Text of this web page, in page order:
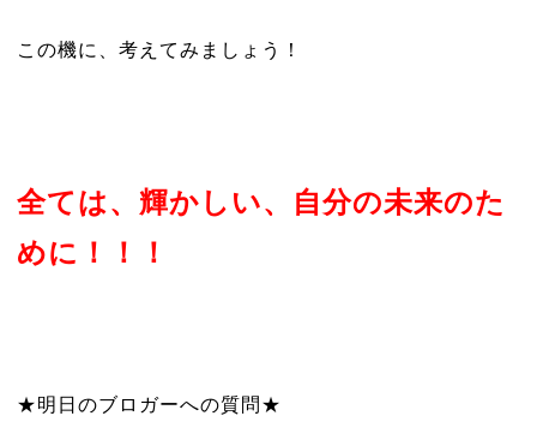
この機に、考えてみましょう！
全ては、輝かしい、自分の未来のた
めに！！！
★明日のブロガーへの質問★